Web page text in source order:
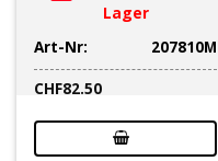
Lager
Art-Nr:
207810M
CHF82.50